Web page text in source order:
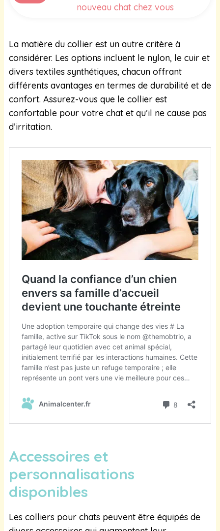
nouveau chat chez vous
La matière du collier est un autre critère à
considérer. Les options incluent le nylon, le cuir et
divers textiles synthétiques, chacun offrant
différents avantages en termes de durabilité et de
confort. Assurez-vous que le collier est
confortable pour votre chat et qu’il ne cause pas
d’irritation.
Accessoires et
personnalisations
disponibles
Les colliers pour chats peuvent être équipés de